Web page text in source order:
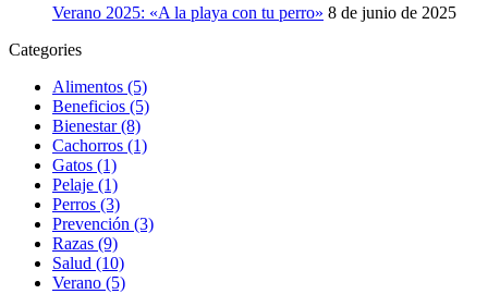
Verano 2025: «A la playa con tu perro» 8 de junio de 2025
Categories
Alimentos (5)
Beneficios (5)
Bienestar (8)
Cachorros (1)
Gatos (1)
Pelaje (1)
Perros (3)
Prevención (3)
Razas (9)
Salud (10)
Verano (5)